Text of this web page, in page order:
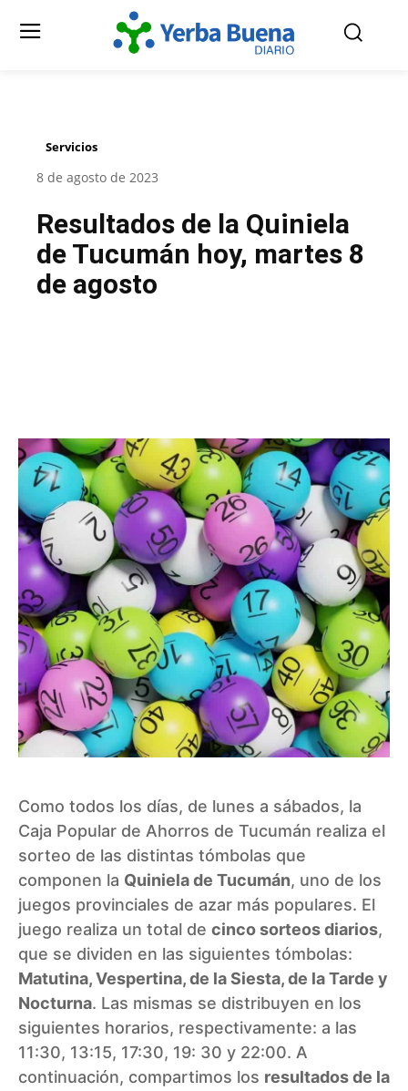
Servicios
8 de agosto de 2023
Resultados de la Quiniela
de Tucumán hoy, martes 8
de agosto
Como todos los días, de lunes a sábados, la
Caja Popular de Ahorros de Tucumán realiza el
sorteo de las distintas tómbolas que
componen la Quiniela de Tucumán, uno de los
juegos provinciales de azar más populares. El
juego realiza un total de cinco sorteos diarios,
que se dividen en las siguientes tómbolas:
Matutina, Vespertina, de la Siesta, de la Tarde y
Nocturna. Las mismas se distribuyen en los
siguientes horarios, respectivamente: a las
11:30, 13:15, 17:30, 19: 30 y 22:00. A
continuación, compartimos los resultados de la